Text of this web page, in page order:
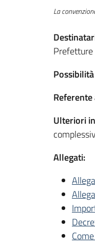
La
Prefetture
Ulteriori
Allegati: